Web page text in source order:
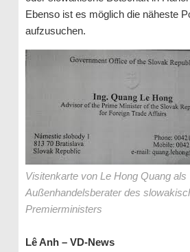
Ebenso ist es möglich die näheste
aufzusuchen.
Visitenkarte von Le Hong Quang als
Außenhandelsberater des
Premierministers
Lê Anh – VD-News